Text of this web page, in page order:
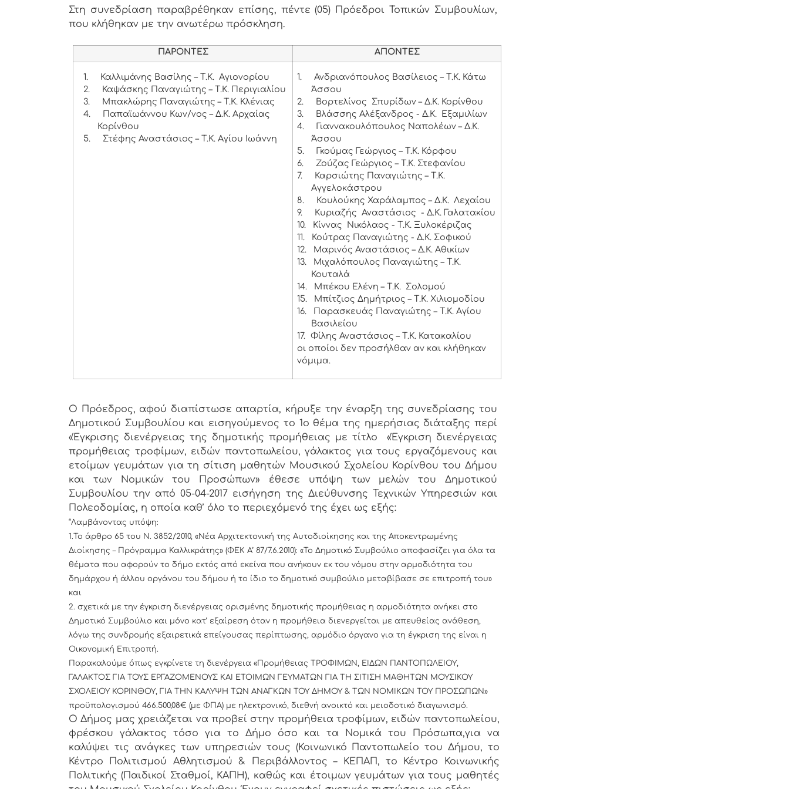
Στη συνεδρίαση παραβρέθηκαν επίσης, πέντε (05) Πρόεδροι Τοπικών Συμβουλίων,
που κλήθηκαν με την ανωτέρω πρόσκληση.
ΠΑΡΟΝΤΕΣ ΑΠΟΝΤΕΣ
1.
Καλλιμάνης Βασίλης – Τ.Κ. Αγιονορίου
2.
Καψάσκης Παναγιώτης – Τ.Κ. Περιγιαλίου
3.
Μπακλώρης Παναγιώτης – Τ.Κ. Κλένιας
4.
Παπαϊωάννου Κων/νος – Δ.Κ. Αρχαίας
Κορίνθου
5.
Στέφης Αναστάσιος – Τ.Κ. Αγίου Ιωάννη
1.
Ανδριανόπουλος Βασίλειος – Τ.Κ. Κάτω
Άσσου
2.
Βορτελίνος Σπυρίδων – Δ.Κ. Κορίνθου
3.
Βλάσσης Αλέξανδρος - Δ.Κ. Εξαμιλίων
4.
Γιαννακουλόπουλος Ναπολέων – Δ.Κ.
Άσσου
5.
Γκούμας Γεώργιος – Τ.Κ. Κόρφου
6.
Ζούζας Γεώργιος – Τ.Κ. Στεφανίου
7.
Καρσιώτης Παναγιώτης – Τ.Κ.
Αγγελοκάστρου
8.
Κουλούκης Χαράλαμπος – Δ.Κ. Λεχαίου
9.
Κυριαζής Αναστάσιος - Δ.Κ. Γαλατακίου
10.
Κίννας Νικόλαος - Τ.Κ. Ξυλοκέριζας
11.
Κούτρας Παναγιώτης - Δ.Κ. Σοφικού
12.
Μαρινός Αναστάσιος – Δ.Κ. Αθικίων
13.
Μιχαλόπουλος Παναγιώτης – Τ.Κ.
Κουταλά
14.
Μπέκου Ελένη – Τ.Κ. Σολομού
15.
Μπίτζιος Δημήτριος – Τ.Κ. Χιλιομοδίου
16.
Παρασκευάς Παναγιώτης – Τ.Κ. Αγίου
Βασιλείου
17.
Φίλης Αναστάσιος – Τ.Κ. Κατακαλίου
οι οποίοι δεν προσήλθαν αν και κλήθηκαν
νόμιμα.
Ο Πρόεδρος, αφού διαπίστωσε απαρτία, κήρυξε την έναρξη της συνεδρίασης του
Δημοτικού Συμβουλίου και εισηγούμενος το 1ο θέμα της ημερήσιας διάταξης περί
«Έγκρισης διενέργειας της δημοτικής προμήθειας με τίτλο
«Έγκριση διενέργειας
προμήθειας τροφίμων, ειδών παντοπωλείου, γάλακτος για τους εργαζόμενους και
ετοίμων γευμάτων για τη σίτιση μαθητών Μουσικού Σχολείου Κορίνθου του Δήμου
και των Νομικών του Προσώπων» έθεσε υπόψη των μελών του Δημοτικού
Συμβουλίου την από 05-04-2017 εισήγηση της Διεύθυνσης Τεχνικών Υπηρεσιών και
Πολεοδομίας, η οποία καθ’ όλο το περιεχόμενό της έχει ως εξής:
“Λαμβάνοντας υπόψη:
1.Το άρθρο 65 του Ν. 3852/2010, «Νέα Αρχιτεκτονική της Αυτοδιοίκησης και της Αποκεντρωμένης
Διοίκησης – Πρόγραμμα Καλλικράτης» (ΦΕΚ Α’ 87/7.6.2010): «Το Δημοτικό Συμβούλιο αποφασίζει για όλα τα
θέματα που αφορούν το δήμο εκτός από εκείνα που ανήκουν εκ του νόμου στην αρμοδιότητα του
δημάρχου ή άλλου οργάνου του δήμου ή το ίδιο το δημοτικό συμβούλιο μεταβίβασε σε επιτροπή του»
και
2. σχετικά με την έγκριση διενέργειας ορισμένης δημοτικής προμήθειας η αρμοδιότητα ανήκει στο
Δημοτικό Συμβούλιο και μόνο κατ’ εξαίρεση όταν η προμήθεια διενεργείται με απευθείας ανάθεση,
λόγω της συνδρομής εξαιρετικά επείγουσας περίπτωσης, αρμόδιο όργανο για τη έγκριση της είναι η
Οικονομική Επιτροπή.
Παρακαλούμε όπως εγκρίνετε τη διενέργεια «Προμήθειας ΤΡΟΦΙΜΩΝ, ΕΙΔΩΝ ΠΑΝΤΟΠΩΛΕΙΟΥ,
ΓΑΛΑΚΤΟΣ ΓΙΑ ΤΟΥΣ ΕΡΓΑΖΟΜΕΝΟΥΣ ΚΑΙ ΕΤΟΙΜΩΝ ΓΕΥΜΑΤΩΝ ΓΙΑ ΤΗ ΣΙΤΙΣΗ ΜΑΘΗΤΩΝ ΜΟΥΣΙΚΟΥ
ΣΧΟΛΕΙΟΥ ΚΟΡΙΝΘΟΥ, ΓΙΑ ΤΗΝ ΚΑΛΥΨΗ ΤΩΝ ΑΝΑΓΚΩΝ ΤΟΥ ΔΗΜΟΥ & ΤΩΝ ΝΟΜΙΚΩΝ ΤΟΥ ΠΡΟΣΩΠΩΝ»
προϋπολογισμού 466.500,08€ (με ΦΠΑ) με ηλεκτρονικό, διεθνή ανοικτό και μειοδοτικό διαγωνισμό.
Ο Δήμος μας χρειάζεται να προβεί στην προμήθεια τροφίμων, ειδών παντοπωλείου,
φρέσκου γάλακτος τόσο για το Δήμο όσο και τα Νομικά του Πρόσωπα,για να
καλύψει τις ανάγκες των υπηρεσιών τους (Κοινωνικό Παντοπωλείο του Δήμου, το
Κέντρο Πολιτισμού Αθλητισμού & Περιβάλλοντος – ΚΕΠΑΠ, το Κέντρο Κοινωνικής
Πολιτικής (Παιδικοί Σταθμοί, ΚΑΠΗ), καθώς και έτοιμων γευμάτων για τους μαθητές